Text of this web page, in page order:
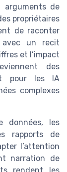
arguments de
propriétaires
de raconter
avec un recit
et l’impact
des
pour les IA
complexes
données, les
rapports de
l’attention
narration de